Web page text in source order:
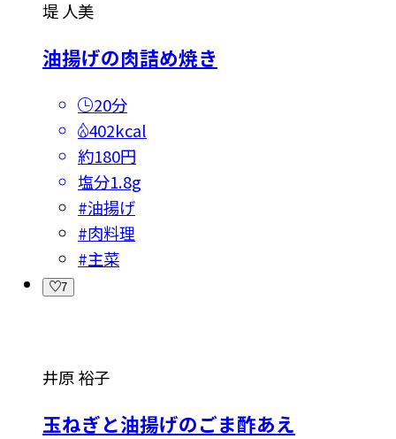
堤 人美
油揚げの肉詰め焼き
20分
402kcal
約180円
塩分1.8g
#油揚げ
#肉料理
#主菜
7
井原 裕子
玉ねぎと油揚げのごま酢あえ